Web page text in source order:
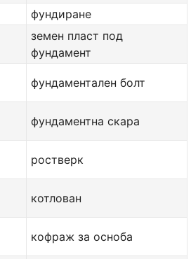
фундиране
земен пласт под
фундамент
фундаментален болт
фундаментна скара
ростверк
котлован
кофраж за осноба